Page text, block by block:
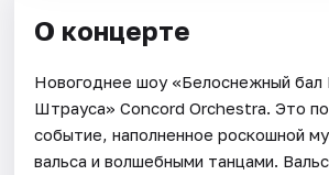
О концерте
Новогоднее шоу «Белоснежный бал
Штрауса» Concord Orchestra. Это
событие, наполненное роскошной
вальса и волшебными танцами.